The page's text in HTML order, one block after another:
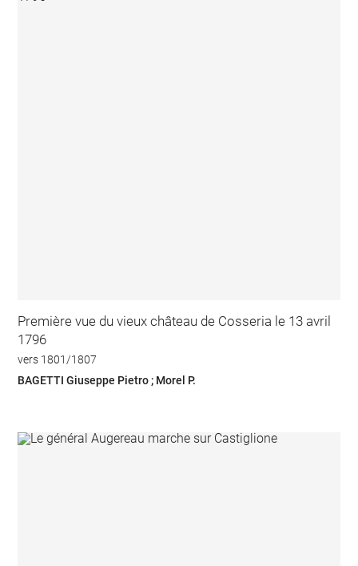
Première vue du vieux château de Cosseria le 13 avril
1796
vers 1801/1807
BAGETTI Giuseppe Pietro ; Morel P.